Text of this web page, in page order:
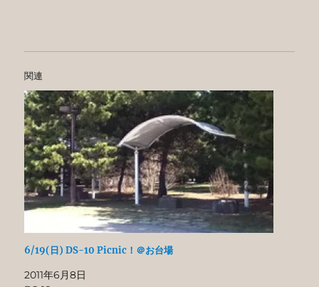
関連
6/19(日) DS-10 Picnic！＠お台場
2011年6月8日